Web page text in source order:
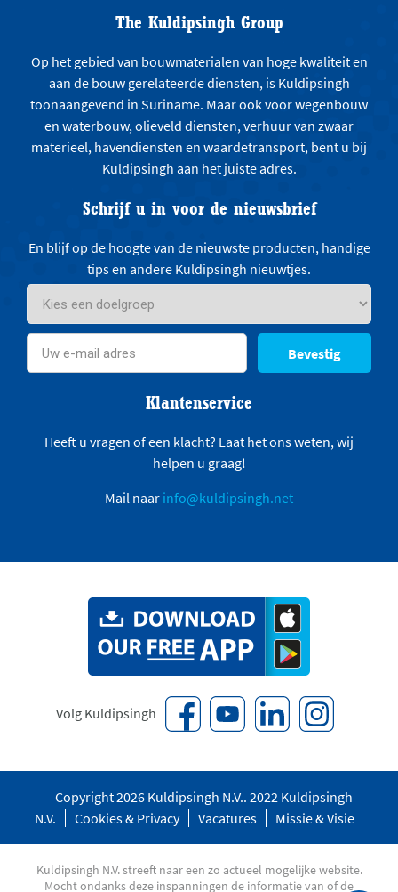
The Kuldipsingh Group
Op het gebied van bouwmaterialen van hoge kwaliteit en
aan de bouw gerelateerde diensten, is Kuldipsingh
toonaangevend in Suriname. Maar ook voor wegenbouw
en waterbouw, olieveld diensten, verhuur van zwaar
materieel, havendiensten en waardetransport, bent u bij
Kuldipsingh aan het juiste adres.
Schrijf u in voor de nieuwsbrief
En blijf op de hoogte van de nieuwste producten, handige
tips en andere Kuldipsingh nieuwtjes.
Bevestig
Klantenservice
Heeft u vragen of een klacht? Laat het ons weten, wij
helpen u graag!
Mail naar info@kuldipsingh.net
Volg Kuldipsingh
Copyright 2026 Kuldipsingh N.V.. 2022 Kuldipsingh
N.V.
Cookies & Privacy Vacatures Missie & Visie
Kuldipsingh N.V. streeft naar een zo actueel mogelijke website.
Mocht ondanks deze inspanningen de informatie van of de